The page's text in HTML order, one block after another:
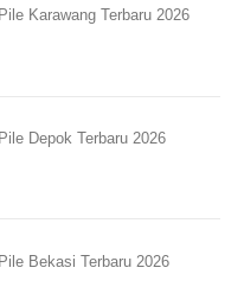
Karawang Terbaru 2026
Depok Terbaru 2026
Bekasi Terbaru 2026